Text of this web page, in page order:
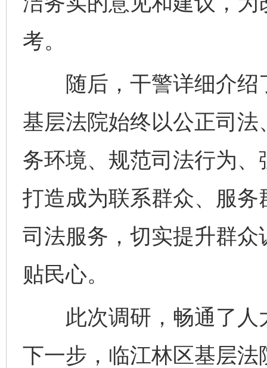
考。
随后，干警详细介绍
基层法院始终以公正司
务环境、规范司法行为
打造成为联系群众、服
司法服务，切实提升群
贴民心。
此次调研，畅通了人
下一步，临江林区基层
完善运行机制助力责任有效落实 一纸欠
东山县通报“牛蛙产品抗生素超标问题” 法